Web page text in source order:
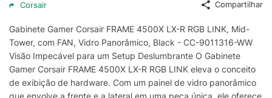
Corsair Compartilhar
Gabinete Gamer Corsair FRAME 4500X LX-R RGB LINK, Mid-
Tower, com FAN, Vidro Panorâmico, Black - CC-9011316-WW
Visão Impecável para um Setup Deslumbrante O Gabinete
Gamer Corsair FRAME 4500X LX-R RGB LINK eleva o conceito
de exibição de hardware. Com um painel de vidro panorâmico